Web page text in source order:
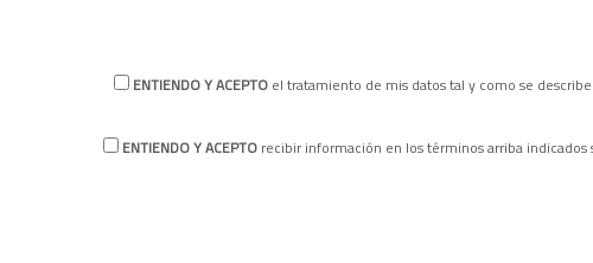
ENTIENDO Y ACEPTO el tratamiento de mis datos tal y como se
ENTIENDO Y ACEPTO recibir información en los términos arriba indicados